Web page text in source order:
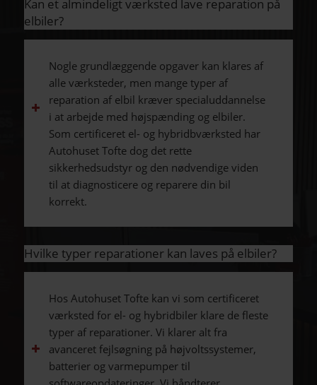
Kan et almindeligt værksted lave reparation på
elbiler?
Nogle grundlæggende opgaver kan klares af
alle værksteder, men mange typer af
reparation af elbil kræver specialuddannelse
i at arbejde med højspænding og elbiler.
Som certificeret el- og hybridbværksted har
Autohuset Tofte dog det rette
sikkerhedsudstyr og den nødvendige viden
til at diagnosticere og reparere din bil
korrekt.
Hvilke typer reparationer kan laves på elbiler?
Hos Autohuset Tofte kan vi som certificeret
værksted for el- og hybridbiler klare de fleste
typer af reparationer. Vi klarer alt fra
avanceret fejlsøgning på højvoltssystemer,
batterier og varmepumper til